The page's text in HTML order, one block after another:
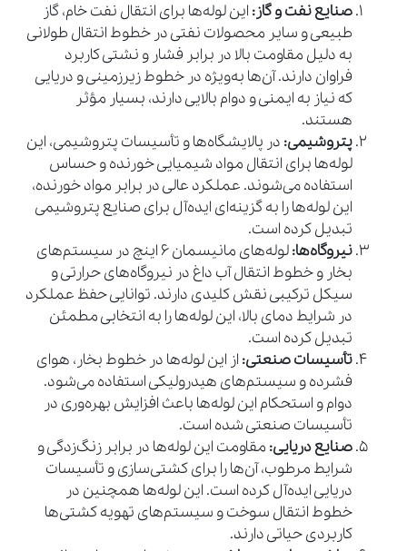
صنایع نفت و گاز: این لوله‌ها برای انتقال نفت خام، گاز
طبیعی و سایر محصولات نفتی در خطوط انتقال طولانی
به دلیل مقاومت بالا در برابر فشار و نشتی کاربرد
فراوان دارند. آن‌ها به‌ویژه در خطوط زیرزمینی و دریایی
که نیاز به ایمنی و دوام بالایی دارند، بسیار مؤثر
هستند.
پتروشیمی: در پالایشگاه‌ها و تأسیسات پتروشیمی، این
لوله‌ها برای انتقال مواد شیمیایی خورنده و حساس
استفاده می‌شوند. عملکرد عالی در برابر مواد خورنده،
این لوله‌ها را به گزینه‌ای ایده‌آل برای صنایع پتروشیمی
تبدیل کرده است.
نیروگاه‌ها:
لوله‌های مانیسمان 6 اینچ در سیستم‌های
بخار و خطوط انتقال آب داغ در نیروگاه‌های حرارتی و
سیکل ترکیبی نقش کلیدی دارند. توانایی حفظ عملکرد
در شرایط دمای بالا، این لوله‌ها را به انتخابی مطمئن
تبدیل کرده است.
تأسیسات صنعتی: از این لوله‌ها در خطوط بخار، هوای
فشرده و سیستم‌های هیدرولیکی استفاده می‌شود.
دوام و استحکام این لوله‌ها باعث افزایش بهره‌وری در
تأسیسات صنعتی شده است.
صنایع دریایی: مقاومت این لوله‌ها در برابر زنگ‌زدگی و
شرایط مرطوب، آن‌ها را برای کشتی‌سازی و تأسیسات
دریایی ایده‌آل کرده است. این لوله‌ها همچنین در
خطوط انتقال سوخت و سیستم‌های تهویه کشتی‌ها
کاربردی حیاتی دارند.